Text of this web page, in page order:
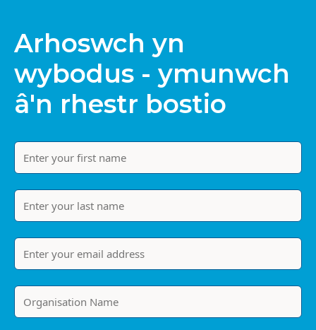
Arhoswch yn
wybodus - ymunwch
â'n rhestr bostio